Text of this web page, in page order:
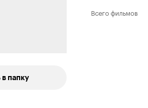
папку
Всего фильмов